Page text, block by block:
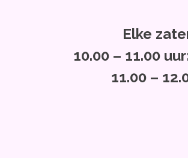
Elke
10.00 – 11.00
11.00 –